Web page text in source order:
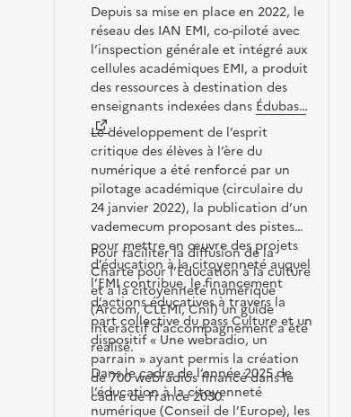
Depuis sa mise en place en 2022, le
réseau des IAN EMI, co-piloté avec
l’inspection générale et intégré aux
cellules académiques EMI, a produit
des ressources à destination des
enseignants indexées dans Édubase
.
Le développement de l’esprit
critique des élèves à l’ère du
numérique a été renforcé par un
pilotage académique (circulaire du
24 janvier 2022), la publication d’un
vademecum proposant des pistes
pour mettre en œuvre des projets
d’éducation à la citoyenneté auquel
l’EMI contribue, le financement
d’actions éducatives à travers la
part collective du pass Culture et un
dispositif « Une webradio, un
parrain » ayant permis la création
de 700 webradios financé dans le
cadre de France 2030.
Pour faciliter la diffusion de la
Charte pour l’Éducation à la culture
et à la citoyenneté numérique
(Arcom, CLEMI, Cnil) un guide
interactif d’accompagnement a été
réalisé.
Dans le cadre de l’année 2025 de
l’éducation à la citoyenneté
numérique (Conseil de l’Europe), les